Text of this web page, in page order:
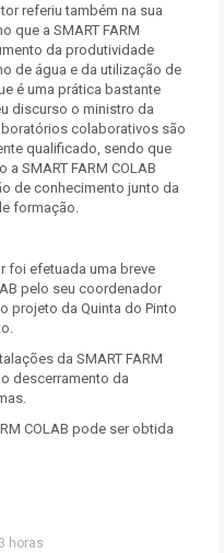
referiu também na sua
que a SMART FARM
da produtividade
de água e da utilização de
é uma prática bastante
discurso o ministro da
colaborativos são
qualificado, sendo que
SMART FARM COLAB
de conhecimento junto da
formação.
foi efetuada uma breve
pelo seu coordenador
projeto da Quinta do Pinto
da SMART FARM
descerramento da
COLAB pode ser obtida
horas